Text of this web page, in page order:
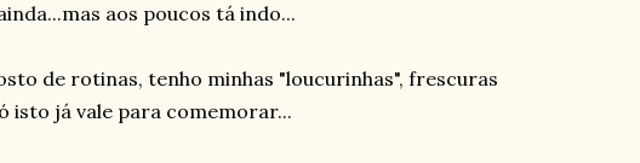
aos poucos tá indo...
de rotinas, tenho minhas "loucurinhas", frescuras
isto já vale para comemorar...